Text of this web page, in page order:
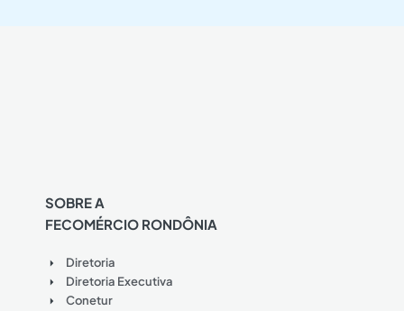
SOBRE A
FECOMÉRCIO RONDÔNIA
Diretoria
Diretoria Executiva
Conetur